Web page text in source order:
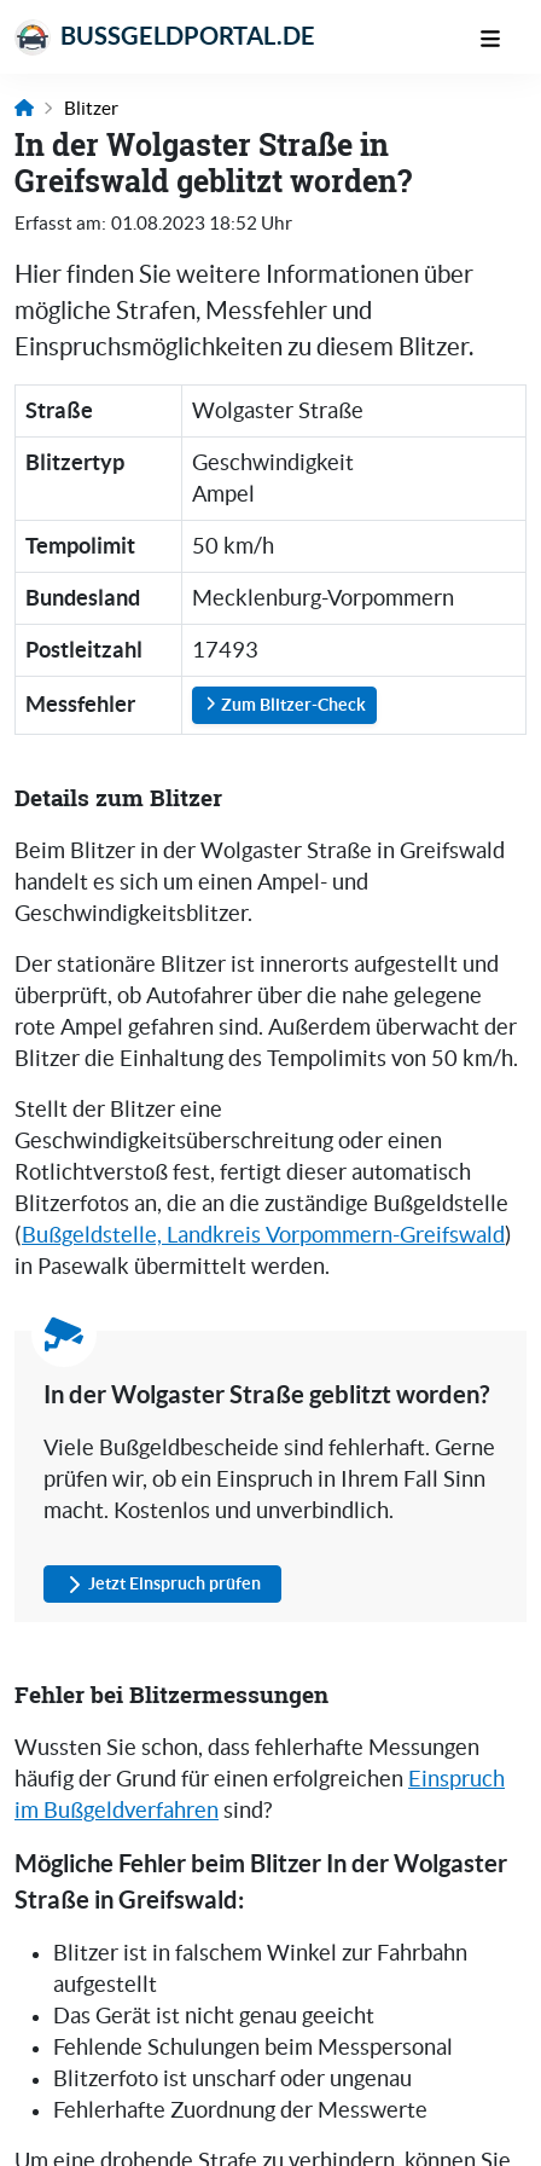
BUSSGELDPORTAL.DE
Blitzer
In der Wolgaster Straße in
Greifswald geblitzt worden?
Erfasst am: 01.08.2023 18:52 Uhr
Hier finden Sie weitere Informationen über
mögliche Strafen, Messfehler und
Einspruchsmöglichkeiten zu diesem Blitzer.
Straße Wolgaster Straße
Blitzertyp
Geschwindigkeit
Ampel
Tempolimit 50 km/h
Bundesland Mecklenburg-Vorpommern
Postleitzahl 17493
Messfehler Zum Blitzer-Check
Details zum Blitzer
Beim Blitzer in der Wolgaster Straße in Greifswald
handelt es sich um einen Ampel- und
Geschwindigkeitsblitzer.
Der stationäre Blitzer ist innerorts aufgestellt und
überprüft, ob Autofahrer über die nahe gelegene
rote Ampel gefahren sind. Außerdem überwacht der
Blitzer die Einhaltung des Tempolimits von 50 km/h.
Stellt der Blitzer eine
Geschwindigkeitsüberschreitung oder einen
Rotlichtverstoß fest, fertigt dieser automatisch
Blitzerfotos an, die an die zuständige Bußgeldstelle
( Bußgeldstelle, Landkreis Vorpommern-Greifswald)
in Pasewalk übermittelt werden.
In der Wolgaster Straße geblitzt worden?
Viele Bußgeldbescheide sind fehlerhaft. Gerne
prüfen wir, ob ein Einspruch in Ihrem Fall Sinn
macht. Kostenlos und unverbindlich.
Jetzt Einspruch prüfen
Fehler bei Blitzermessungen
Wussten Sie schon, dass fehlerhafte Messungen
häufig der Grund für einen erfolgreichen Einspruch
im Bußgeldverfahren sind?
Mögliche Fehler beim Blitzer In der Wolgaster
Straße in Greifswald:
Blitzer ist in falschem Winkel zur Fahrbahn
aufgestellt
Das Gerät ist nicht genau geeicht
Fehlende Schulungen beim Messpersonal
Blitzerfoto ist unscharf oder ungenau
Fehlerhafte Zuordnung der Messwerte